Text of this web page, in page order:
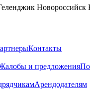
Новороссийск
Контакты
и предложения
Арендодателям